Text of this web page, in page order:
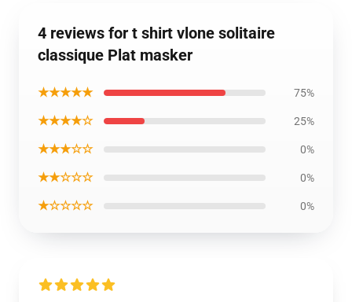
4 reviews for t shirt vlone solitaire
classique Plat masker
★★★★★ 75%
★★★★☆ 25%
★★★☆☆ 0%
★★☆☆☆ 0%
★☆☆☆☆ 0%